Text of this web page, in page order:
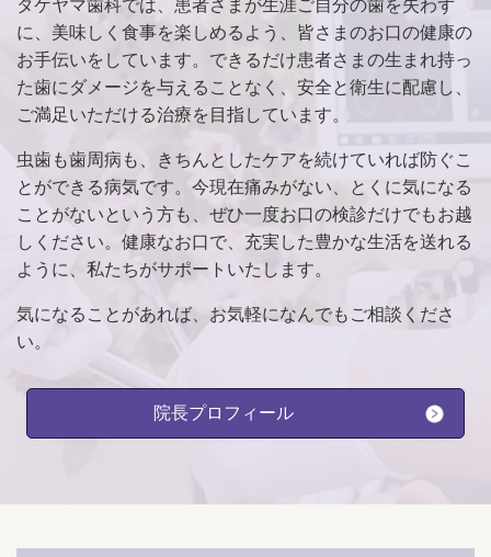
タケヤマ歯科では、患者さまが生涯ご自分の歯を失わず
に、美味しく食事を楽しめるよう、皆さまのお口の健康の
お手伝いをしています。できるだけ患者さまの生まれ持っ
た歯にダメージを与えることなく、安全と衛生に配慮し、
ご満足いただける治療を目指しています。
虫歯も歯周病も、きちんとしたケアを続けていれば防ぐこ
とができる病気です。今現在痛みがない、とくに気になる
ことがないという方も、ぜひ一度お口の検診だけでもお越
しください。健康なお口で、充実した豊かな生活を送れる
ように、私たちがサポートいたします。
気になることがあれば、お気軽になんでもご相談くださ
い。
院長プロフィール